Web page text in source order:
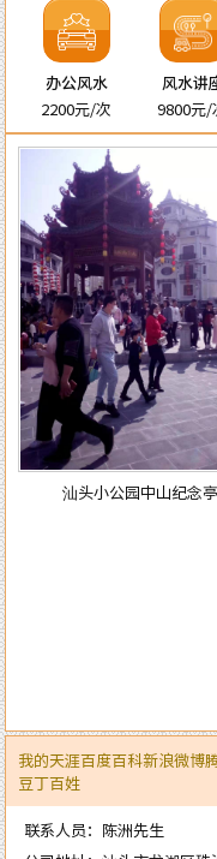
办公风水
2200元/次
风水讲
9800元/
汕头小公园中山纪念亭
我的天涯百度百科新浪微博
豆丁百姓
联系人员：陈洲先生